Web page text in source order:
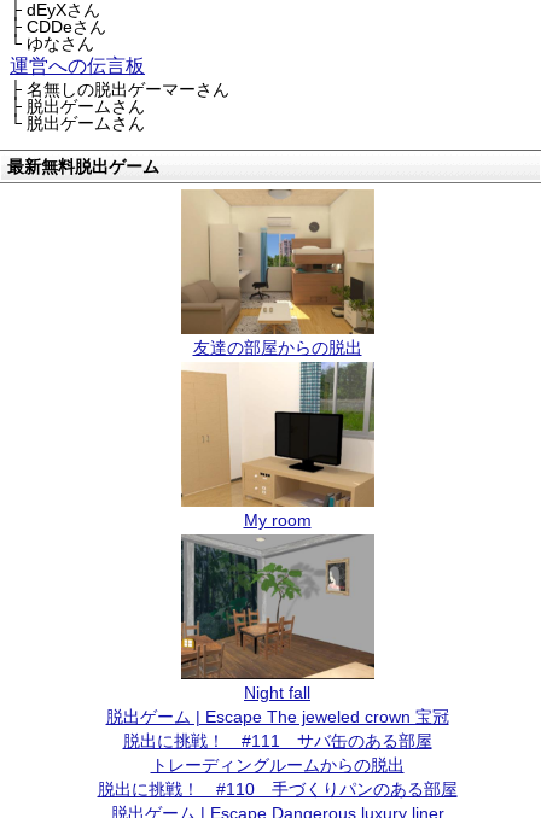
├ dEyXさん
├ CDDeさん
└ ゆなさん
運営への伝言板
├ 名無しの脱出ゲーマーさん
├ 脱出ゲームさん
└ 脱出ゲームさん
最新無料脱出ゲーム
友達の部屋からの脱出
My room
Night fall
脱出ゲーム | Escape The jeweled crown 宝冠
脱出に挑戦！ #111 サバ缶のある部屋
トレーディングルームからの脱出
脱出に挑戦！ #110 手づくりパンのある部屋
脱出ゲーム | Escape Dangerous luxury liner